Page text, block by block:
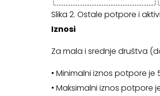
Slika 2. Ostale potpore i
Iznosi
Za mala i srednje društva
• Minimalni iznos potpore je
• Maksimalni iznos potpore